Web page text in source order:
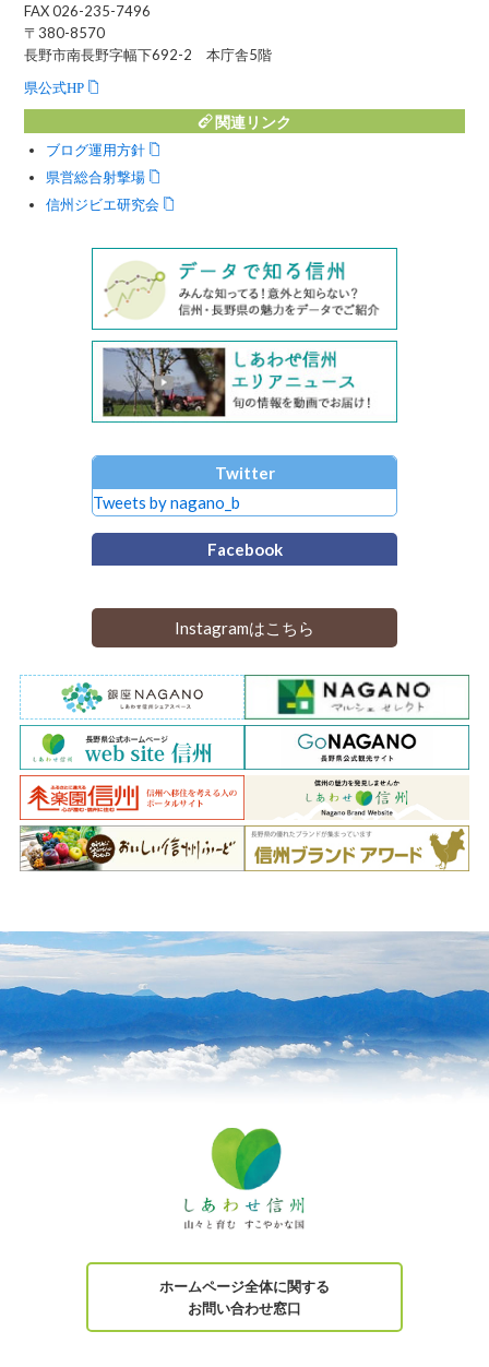
FAX 026-235-7496
〒380-8570
長野市南長野字幅下692-2 本庁舎5階
県公式HP
関連リンク
ブログ運用方針
県営総合射撃場
信州ジビエ研究会
Twitter
Tweets by nagano_b
Facebook
Instagramはこちら
ホームページ全体に関する
お問い合わせ窓口